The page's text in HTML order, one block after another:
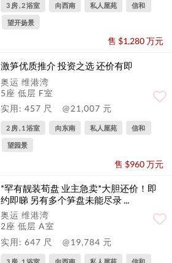
3 房 , 2 浴室 向西南 私人屋苑 信和
望开扬景
售 $1,280 万元
激笋优质推介 投资之选 还价有即
奥运 维港湾
5座 低层 F室
实用: 457 尺
@21,007 元
2 房 , 1 浴室 向东南 私人屋苑 信和
望园景
售 $960 万元
*罕有靓装荀盘 业主急卖*大胆还价！即
约即睇 另有多个笋盘未能尽录 ...
奥运 维港湾
2座 低层 A室
实用: 647 尺
@19,784 元
3 房 , 1 浴室 向西南 私人屋苑 信和